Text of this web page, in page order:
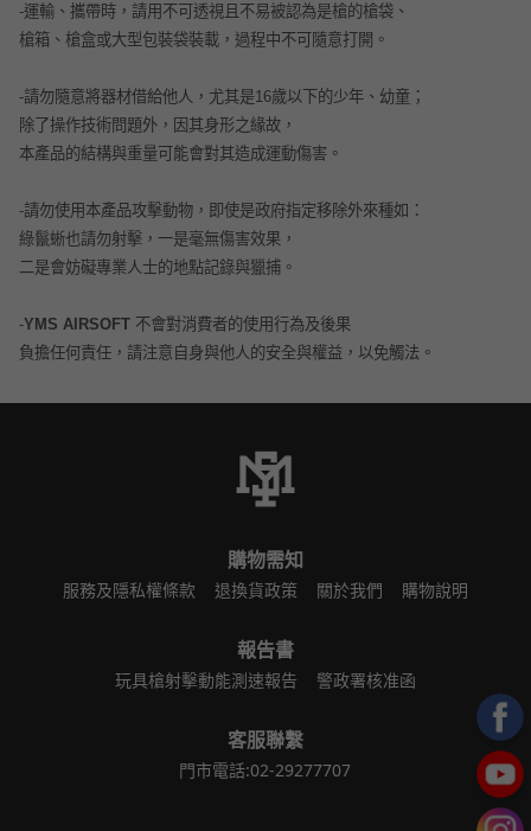
-運輸、攜帶時，請用不可透視且不易被認為是槍的槍袋、
槍箱、槍盒或大型包裝袋裝載，過程中不可隨意打開。
-請勿隨意將器材借給他人，尤其是16歲以下的少年、幼童；
除了操作技術問題外，因其身形之緣故，
本產品的結構與重量可能會對其造成運動傷害。
-請勿使用本產品攻擊動物，即使是政府指定移除外來種如：
綠鬣蜥也請勿射擊，一是毫無傷害效果，
二是會妨礙專業人士的地點記錄與獵捕。
-YMS AIRSOFT 不會對消費者的使用行為及後果
負擔任何責任，請注意自身與他人的安全與權益，以免觸法。
購物需知
服務及隱私權條款 退換貨政策 關於我們 購物說明
報告書
玩具槍射擊動能測速報告 警政署核准函
客服聯繫
門市電話:02-29277707